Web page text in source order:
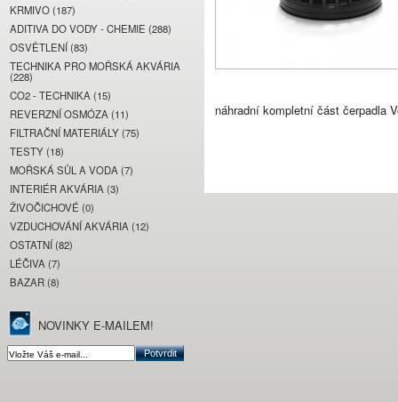
KRMIVO (187)
ADITIVA DO VODY - CHEMIE (288)
OSVĚTLENÍ (83)
TECHNIKA PRO MOŘSKÁ AKVÁRIA
(228)
CO2 - TECHNIKA (15)
REVERZNÍ OSMÓZA (11)
FILTRAČNÍ MATERIÁLY (75)
TESTY (18)
MOŘSKÁ SŮL A VODA (7)
INTERIÉR AKVÁRIA (3)
ŽIVOČICHOVÉ (0)
VZDUCHOVÁNÍ AKVÁRIA (12)
OSTATNÍ (82)
LÉČIVA (7)
BAZAR (8)
NOVINKY E-MAILEM!
náhradní kompletní část čerpadla